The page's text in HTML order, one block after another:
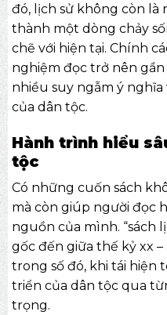
đó, lịch sử không còn là
thành một dòng chảy
chẽ với hiện tại. Chính
nghiệm đọc trở nên
nhiều suy ngẫm ý
của dân tộc.
Hành trình hiểu
tộc
Có những cuốn sách
mà còn giúp người đọc
nguồn của mình. “sách
gốc đến giữa thế kỷ xx
trong số đó, khi tái hiện
triển của dân tộc qua
trọng.